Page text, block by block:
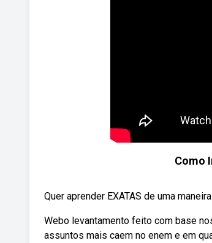
Como
Quer aprender EXATAS de uma
Webo levantamento feito com base
assuntos mais caem no enem e em